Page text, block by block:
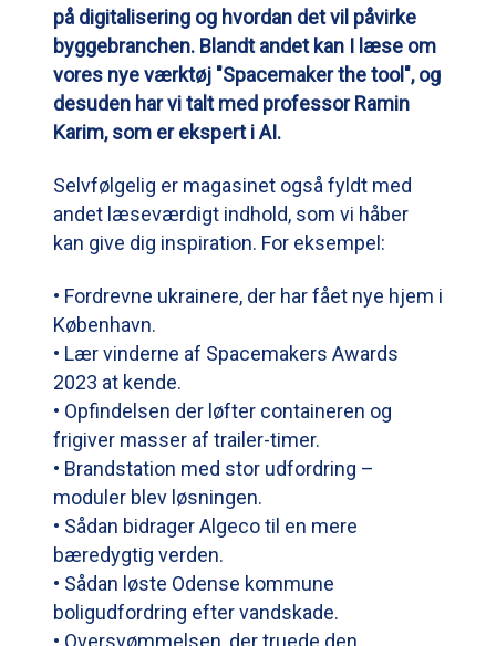
på digitalisering og hvordan det vil påvirke
byggebranchen. Blandt andet kan I læse om
vores nye værktøj "Spacemaker the tool", og
desuden har vi talt med professor Ramin
Karim, som er ekspert i AI.
Selvfølgelig er magasinet også fyldt med
andet læseværdigt indhold, som vi håber
kan give dig inspiration. For eksempel:
• Fordrevne ukrainere, der har fået nye hjem i
København.
• Lær vinderne af Spacemakers Awards
2023 at kende.
• Opfindelsen der løfter containeren og
frigiver masser af trailer-timer.
• Brandstation med stor udfordring –
moduler blev løsningen.
• Sådan bidrager Algeco til en mere
bæredygtig verden.
• Sådan løste Odense kommune
boligudfordring efter vandskade.
• Oversvømmelsen, der truede den